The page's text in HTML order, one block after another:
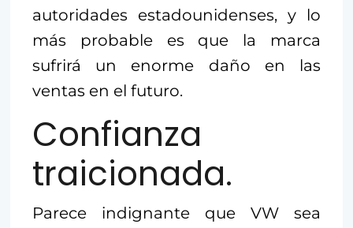
autoridades estadounidenses, y lo
más probable es que la marca
sufrirá un enorme daño en las
ventas en el futuro.
Confianza
traicionada.
Parece indignante que VW sea